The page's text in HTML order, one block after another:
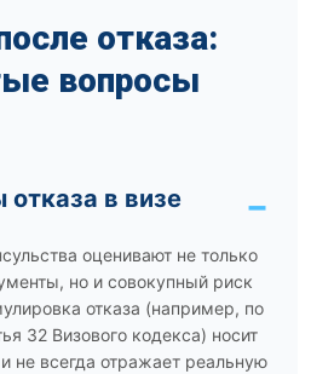
отказа:
вопросы
в визе
оценивают не только
но и совокупный риск
отказа (например, по
32 Визового кодекса) носит
не всегда отражает реальную